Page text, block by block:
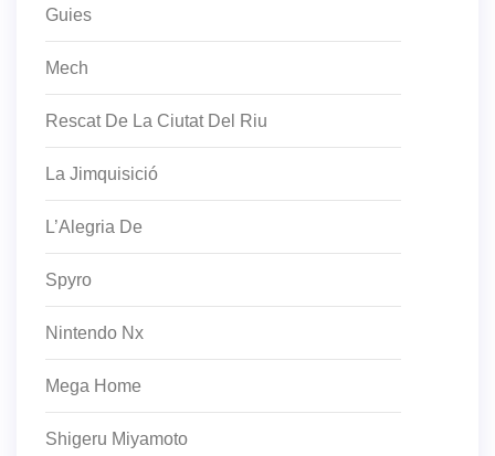
Guies
Mech
Rescat De La Ciutat Del Riu
La Jimquisició
L’Alegria De
Spyro
Nintendo Nx
Mega Home
Shigeru Miyamoto